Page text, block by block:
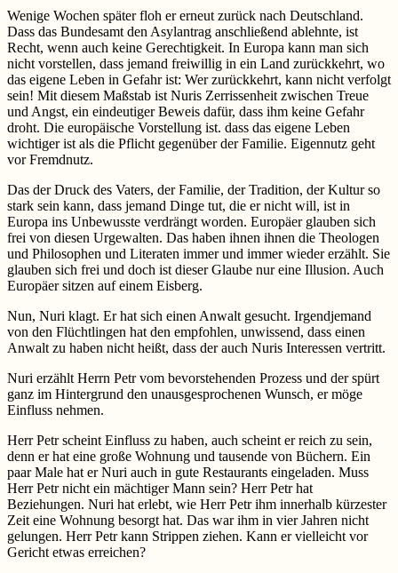
Wenige Wochen später floh er erneut zurück nach Deutschland.
Dass das Bundesamt den Asylantrag anschließend ablehnte, ist
Recht, wenn auch keine Gerechtigkeit. In Europa kann man sich
nicht vorstellen, dass jemand freiwillig in ein Land zurückkehrt, wo
das eigene Leben in Gefahr ist: Wer zurückkehrt, kann nicht verfolgt
sein! Mit diesem Maßstab ist Nuris Zerrissenheit zwischen Treue
und Angst, ein eindeutiger Beweis dafür, dass ihm keine Gefahr
droht. Die europäische Vorstellung ist. dass das eigene Leben
wichtiger ist als die Pflicht gegenüber der Familie. Eigennutz geht
vor Fremdnutz.
Das der Druck des Vaters, der Familie, der Tradition, der Kultur so
stark sein kann, dass jemand Dinge tut, die er nicht will, ist in
Europa ins Unbewusste verdrängt worden. Europäer glauben sich
frei von diesen Urgewalten. Das haben ihnen ihnen die Theologen
und Philosophen und Literaten immer und immer wieder erzählt. Sie
glauben sich frei und doch ist dieser Glaube nur eine Illusion. Auch
Europäer sitzen auf einem Eisberg.
Nun, Nuri klagt. Er hat sich einen Anwalt gesucht. Irgendjemand
von den Flüchtlingen hat den empfohlen, unwissend, dass einen
Anwalt zu haben nicht heißt, dass der auch Nuris Interessen vertritt.
Nuri erzählt Herrn Petr vom bevorstehenden Prozess und der spürt
ganz im Hintergrund den unausgesprochenen Wunsch, er möge
Einfluss nehmen.
Herr Petr scheint Einfluss zu haben, auch scheint er reich zu sein,
denn er hat eine große Wohnung und tausende von Büchern. Ein
paar Male hat er Nuri auch in gute Restaurants eingeladen. Muss
Herr Petr nicht ein mächtiger Mann sein? Herr Petr hat
Beziehungen. Nuri hat erlebt, wie Herr Petr ihm innerhalb kürzester
Zeit eine Wohnung besorgt hat. Das war ihm in vier Jahren nicht
gelungen. Herr Petr kann Strippen ziehen. Kann er vielleicht vor
Gericht etwas erreichen?